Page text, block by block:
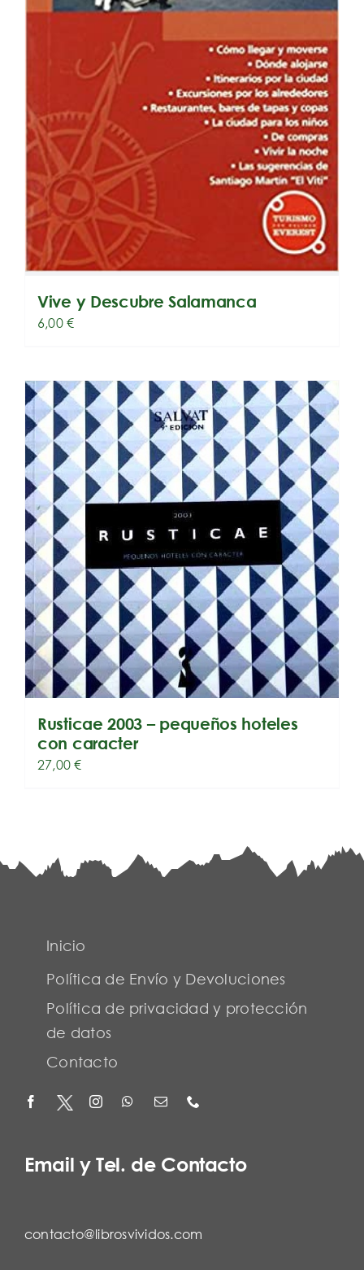
Vive y Descubre Salamanca
6,00€
Rusticae 2003 – pequeños hoteles
con caracter
27,00€
Inicio
Política de Envío y Devoluciones
Política de privacidad y protección
de datos
Contacto
Email y Tel. de Contacto
contacto@librosvividos.com